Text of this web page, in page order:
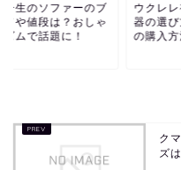
レレ初心者向けの楽
選び方は？おすすめ
入方法もまとめ！
KEY(タ
誰とく
でオカ
ク
ズ